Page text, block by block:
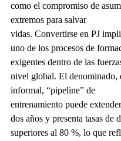
como el compromiso de
extremos para salvar
vidas. Convertirse en PJ
uno de los procesos de
exigentes dentro de las
nivel global. El denominado,
informal, “pipeline” de
entrenamiento puede
dos años y presenta tasas de
superiores al 80 %, lo que